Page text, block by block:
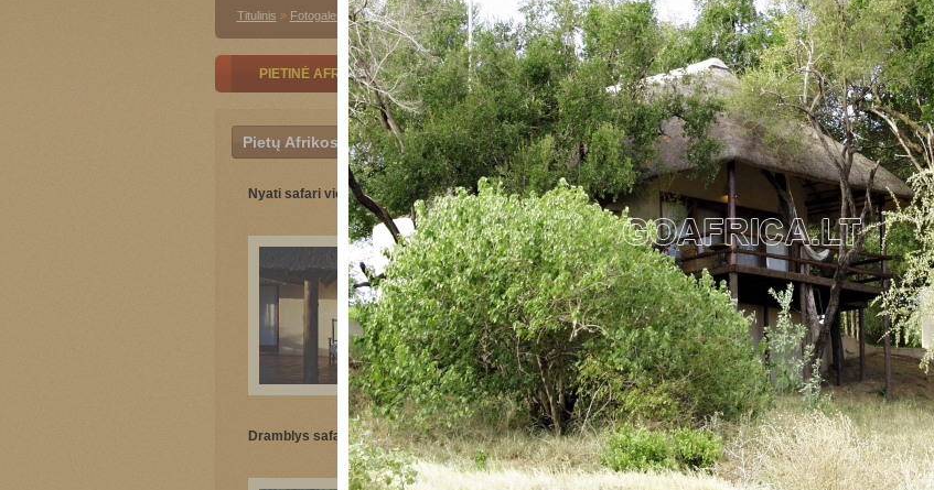
Titulinis » Fotogalerija»Pietinė Afrika»Pietų Afrikos Respublika»Nyati safari viešbutis
PIETINĖ AFRIKA RYTŲ AFRIKA ŠIAURINĖ AFRIKA KELIAUTOJŲ ĮSPŪDŽIAI
Pietų Afrikos Respublika
Nyati safari viešbutis Namelis Vakarienės stalas
Dramblys safaryje Nyati darbuotojai Terasa į Olifante upę